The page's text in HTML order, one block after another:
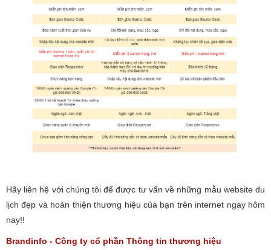
Hãy liên hệ với chúng tôi để được tư vấn về những mẫu website du
lịch đẹp và hoàn thiện thương hiệu của bạn trên internet ngay hôm
nay!!
Brandinfo - Công ty cổ phần Thông tin thương hiệu